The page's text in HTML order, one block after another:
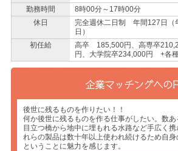
勤務時間
8時00分～17時00分
休日
完全週休二日制 年間127日（
日）
初任給
高卒 185,500円、高専卒
円、大学院卒234,000円 +各
後世に残るものを作りたい！！
何か後世に残るものを作る仕事がしたい。数
目立つ橋から地中に埋もれる水路など手広く
れらの製品は数十年以上使われ続けるため自
ということに魅力を感じます。